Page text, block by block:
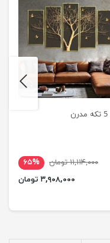
۱۱,۱۱۴,۰۰۰ تومان
۶۵%
۳,۹۰۸,۰۰۰ تومان